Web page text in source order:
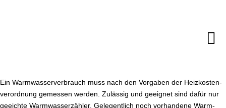
Ein Warm­was­ser­ver­brauch muss nach den Vorgaben der Heiz­kos­ten­
ver­ord­nung gemessen werden. Zulässig und geeignet sind dafür nur
geeichte Warm­was­ser­zäh­ler. Ge­le­gent­lich noch vorhandene Warm­